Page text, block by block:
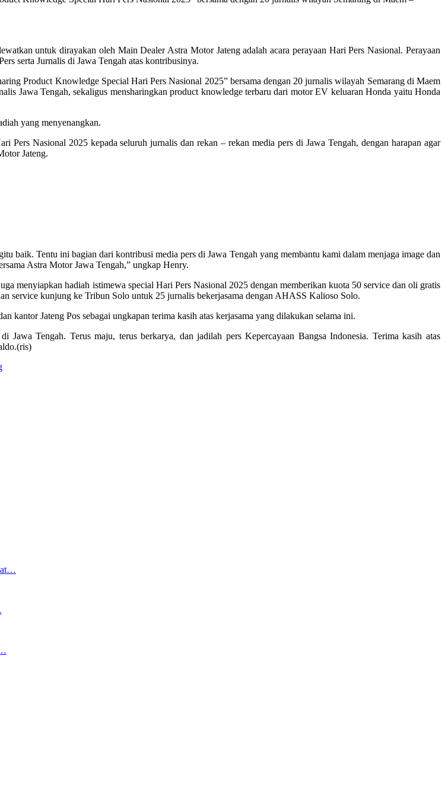
untuk dirayakan oleh Main Dealer Astra Motor Jateng adalah acara perayaan Hari Pers Nasional. Perayaan
serta Jurnalis di Jawa Tengah atas kontribusinya.
Product Knowledge Special Hari Pers Nasional 2025” bersama dengan 20 jurnalis wilayah Semarang di Maem
Jawa Tengah, sekaligus mensharingkan product knowledge terbaru dari motor EV keluaran Honda yaitu Honda
yang menyenangkan.
Pers Nasional 2025 kepada seluruh jurnalis dan rekan – rekan media pers di Jawa Tengah, dengan harapan agar
Jateng.
baik. Tentu ini bagian dari kontribusi media pers di Jawa Tengah yang membantu kami dalam menjaga image dan
Astra Motor Jawa Tengah,” ungkap Henry.
menyiapkan hadiah istimewa special Hari Pers Nasional 2025 dengan memberikan kuota 50 service dan oli gratis
service kunjung ke Tribun Solo untuk 25 jurnalis bekerjasama dengan AHASS Kalioso Solo.
kantor Jateng Pos sebagai ungkapan terima kasih atas kerjasama yang dilakukan selama ini.
Tengah. Terus maju, terus berkarya, dan jadilah pers Kepercayaan Bangsa Indonesia. Terima kasih atas